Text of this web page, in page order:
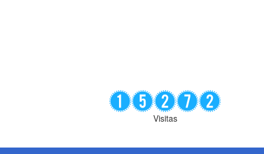
Visitas